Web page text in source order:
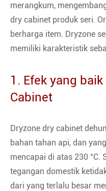
merangkum,
dry cabinet produk seri.
berharga item. Dryzone
memiliki karakteristik
1. Efek yang
Cabinet
Dryzone dry cabinet
bahan tahan api, dan
mencapai di atas 230 °C.
tegangan domestik
dari yang terlalu besar